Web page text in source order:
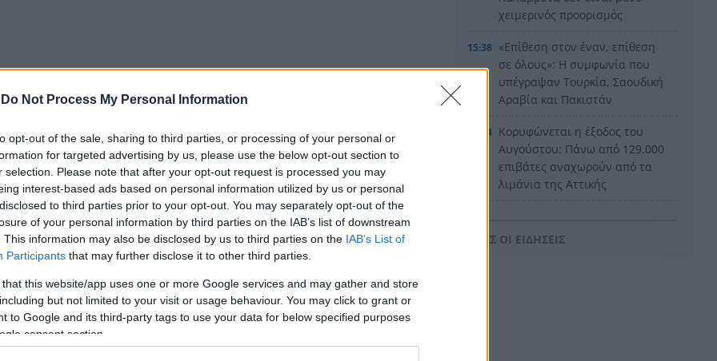
Do Not Process My Personal Information
opt-out of the sale, sharing to third parties, or processing of your personal or
for targeted advertising by us, please use the below opt-out section to
selection. Please note that after your opt-out request is processed you may
interest-based ads based on personal information utilized by us or personal
to third parties prior to your opt-out. You may separately opt-out of the
of your personal information by third parties on the IAB’s list of downstream
This information may also be disclosed by us to third parties on the IAB’s List of
Participants that may further disclose it to other third parties.
that this website/app uses one or more Google services and may gather and store
but not limited to your visit or usage behaviour. You may click to grant or
to Google and its third-party tags to use your data for below specified purposes
consent section.
της Γρηγορίου Λαμπράκη, στο ρεύμα προς Πέραμα, όταν
θανάσιμα
ο θάνατός του.
χειμερινός προορισμός
15:38 «Επίθεση στον έναν, επίθεση
σε όλους»: Η συμφωνία που
υπέγραψαν Τουρκία, Σαουδική
Αραβία και Πακιστάν
15:24 Κορυφώνεται η έξοδος του
Αυγούστου: Πάνω από 129.000
επιβάτες αναχωρούν από τα
λιμάνια της Αττικής
ένα χρέος – Το βίντεο από τη
ΟΛΕΣ ΟΙ ΕΙΔΗΣΕΙΣ